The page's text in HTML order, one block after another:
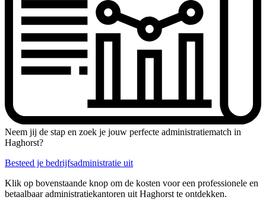
Neem jij de stap en zoek je jouw perfecte administratiematch in
Haghorst?
Besteed je bedrijfsadministratie uit
Klik op bovenstaande knop om de kosten voor een professionele en
betaalbaar administratiekantoren uit Haghorst te ontdekken.